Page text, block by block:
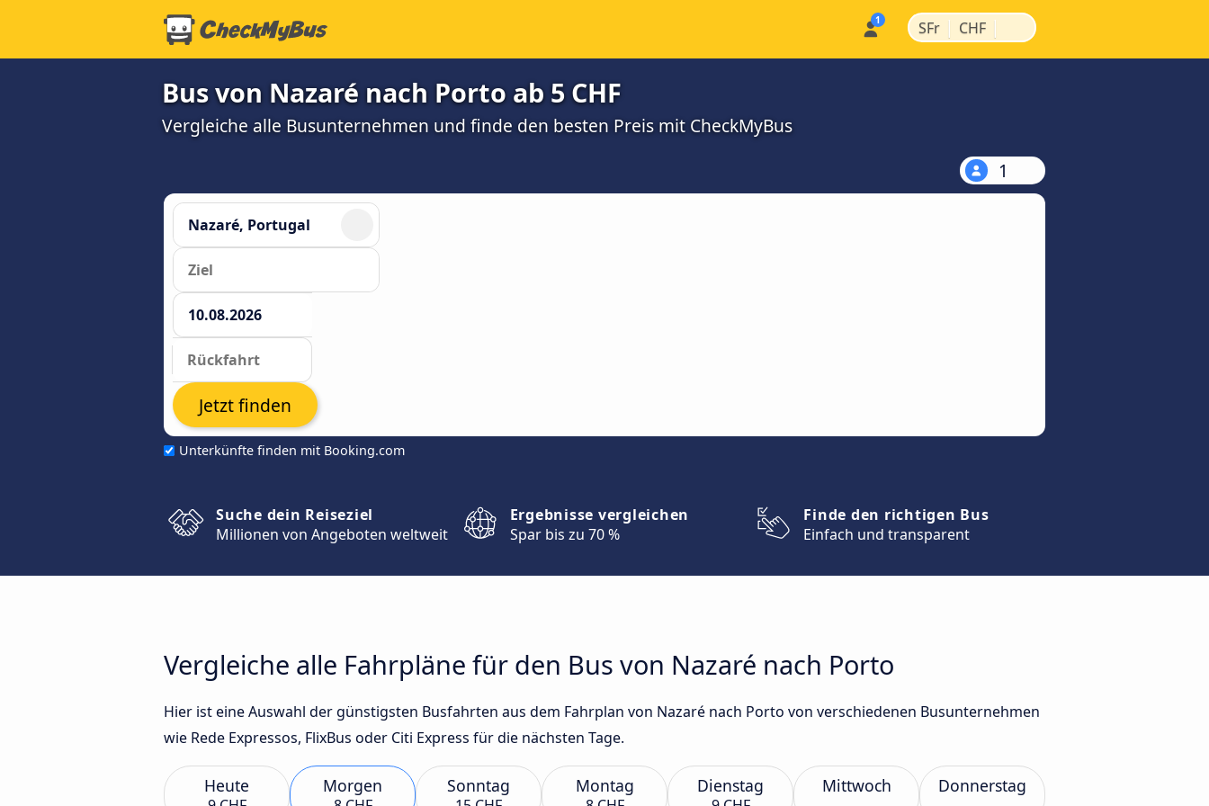
SFr | CHF |
Bus von Nazaré nach Porto ab 5 CHF
Vergleiche alle Busunternehmen und finde den besten Preis mit CheckMyBus
1
Unterkünfte finden mit Booking.com
Jetzt finden
Suche dein Reiseziel
Millionen von Angeboten weltweit
Ergebnisse vergleichen
Spar bis zu 70 %
Finde den richtigen Bus
Einfach und transparent
Vergleiche alle Fahrpläne für den Bus von Nazaré nach Porto
Hier ist eine Auswahl der günstigsten Busfahrten aus dem Fahrplan von Nazaré nach Porto von verschiedenen Busunternehmen
wie Rede Expressos, FlixBus oder Citi Express für die nächsten Tage.
Heute Morgen Sonntag Montag Dienstag Mittwoch Donnerstag